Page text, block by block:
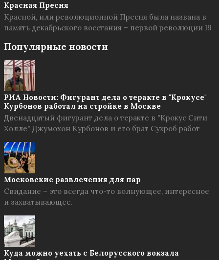
Красная Пресня
Красной, или революционной Пресня была названа в
память декабрьского восстания – первой революции 19
Популярные новости
РИА Новости: Фигурант дела о теракте в "Крокусе"
Курбонов работал на стройке в Москве
Двенадцатый фигурант дела о теракте в "Крокус Сити
Холле" Джумохон Курбонов и его брат Сухроб работ
Московские развлечения для пар
Свидание – это всегда что-то волнующее, интересное
и захватывающее.
Куда можно уехать с Белорусского вокзала